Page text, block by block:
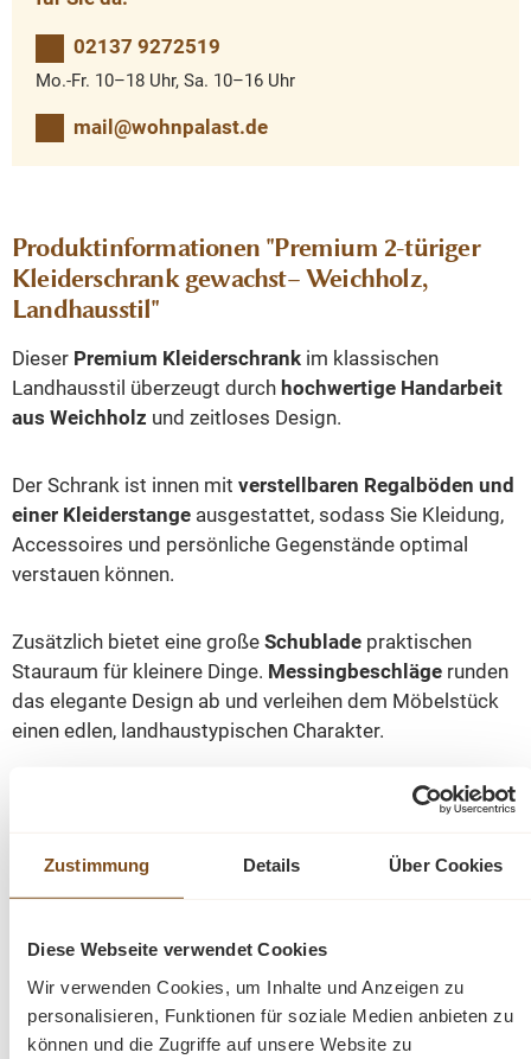
Zustimmung Details Über Cookies
Diese Webseite verwendet Cookies
Wir verwenden Cookies, um Inhalte und Anzeigen zu
personalisieren, Funktionen für soziale Medien anbieten zu
können und die Zugriffe auf unsere Website zu
02137 9272519
Mo.-Fr. 10–18 Uhr, Sa. 10–16 Uhr
mail@wohnpalast.de
Produktinformationen "Premium 2-türiger
Kleiderschrank gewachst– Weichholz,
Landhausstil"
Dieser Premium Kleiderschrank im klassischen
Landhausstil überzeugt durch hochwertige Handarbeit
aus Weichholz und zeitloses Design.
Der Schrank ist innen mit verstellbaren Regalböden und
einer Kleiderstange ausgestattet, sodass Sie Kleidung,
Accessoires und persönliche Gegenstände optimal
verstauen können.
Zusätzlich bietet eine große Schublade praktischen
Stauraum für kleinere Dinge. Messingbeschläge runden
das elegante Design ab und verleihen dem Möbelstück
einen edlen, landhaustypischen Charakter.
, sodass
Landhauskollektion aus Weichholz wird Sie durch
Landhaus-Kollektion sind auf Anfrage erhältlich.
Abmessungen: Höhe: 200 cm | Breite: 120cm | Tiefe:
66 cm